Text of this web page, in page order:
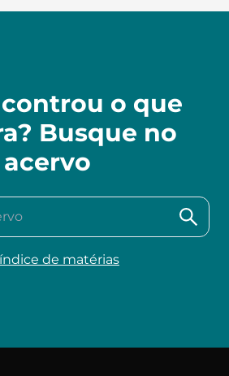
o que
Busque no
acervo
de matérias